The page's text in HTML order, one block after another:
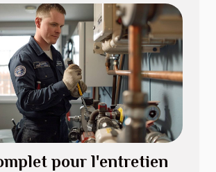
pour l'entretien